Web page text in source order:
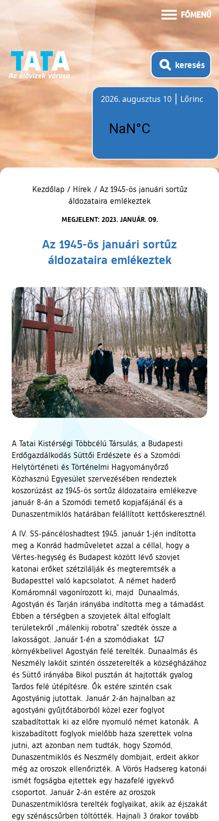
FŐMENÜ
keresés
2026. augusztus 10
Lőrinc
Kezdőlap / Hírek / Az 1945-ös januári sortűz
áldozataira emlékeztek
MEGJELENT: 2023. JANUÁR. 09.
Az 1945-ös januári sortűz
áldozataira emlékeztek
A Tatai Kistérségi Többcélú Társulás, a Budapesti
Erdőgazdálkodás Süttői Erdészete és a Szomódi
Helytörténeti és Történelmi Hagyományőrző
Közhasznú Egyesület szervezésében rendeztek
koszorúzást az 1945-ös sortűz áldozataira emlékezve
január 8-án a Szomódi temető kopjafájánál és a
Dunaszentmiklós határában felállított kettőskeresztnél.
A IV. SS-páncéloshadtest 1945. január 1-jén indította
meg a Konrád hadműveletet azzal a céllal, hogy a
Vértes-hegység és Budapest között lévő szovjet
katonai erőket szétzilálják és megteremtsék a
Budapesttel való kapcsolatot. A német haderő
Komáromnál vagonírozott ki, majd Dunaalmás,
Agostyán és Tarján irányába indította meg a támadást.
Ebben a térségben a szovjetek által elfoglalt
területekről „málenkij robotra” szedték össze a
lakosságot. Január 1-én a szomódiakat 147
környékbelivel Agostyán felé terelték. Dunaalmás és
Neszmély lakóit szintén összeterelték a községházához
és Süttő irányába Bikol pusztán át hajtották gyalog
Tardos felé útépítésre. Ők estére szintén csak
Agostyánig jutottak. Január 2-án hajnalban az
agostyáni gyűjtőtáborból közel ezer foglyot
szabadítottak ki az előre nyomuló német katonák. A
kiszabadított foglyok mielőbb haza szerettek volna
jutni, azt azonban nem tudták, hogy Szomód,
Dunaszentmiklós és Neszmély dombjait, erdeit akkor
még az oroszok ellenőrizték. A Vörös Hadsereg katonái
ismét fogságba ejtettek egy hazafelé igyekvő
csoportot. Január 2-án estére az oroszok
Dunaszentmiklósra terelték foglyaikat, akik az éjszakát
egy szénáscsűrben töltötték. Hajnali 3 órakor tovább